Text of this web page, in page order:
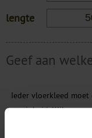
lengte
Geef aan
Ieder vloerkleed
stevigheid. Klik op